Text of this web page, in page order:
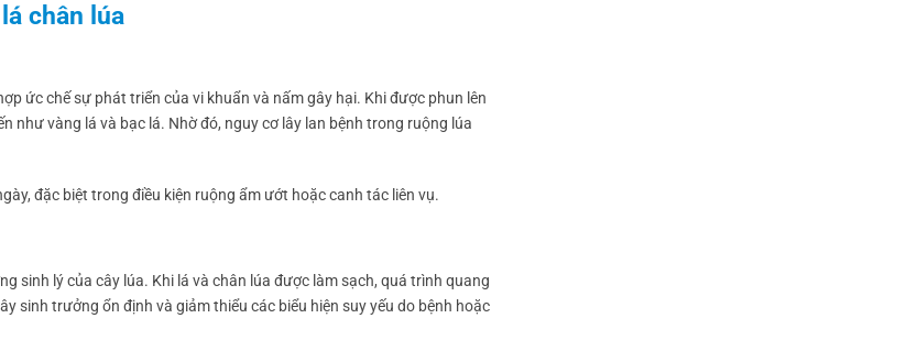
chân lúa
ức chế sự phát triển của vi khuẩn và nấm gây hại. Khi được phun lên
như vàng lá và bạc lá. Nhờ đó, nguy cơ lây lan bệnh trong ruộng lúa
đặc biệt trong điều kiện ruộng ẩm ướt hoặc canh tác liên vụ.
sinh lý của cây lúa. Khi lá và chân lúa được làm sạch, quá trình quang
sinh trưởng ổn định và giảm thiểu các biểu hiện suy yếu do bệnh hoặc